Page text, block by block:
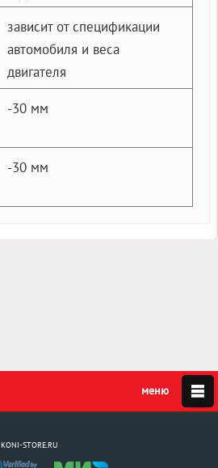
зависит от спецификации
автомобиля и веса
двигателя
-30 мм
-30 мм
KONI-STORE.RU